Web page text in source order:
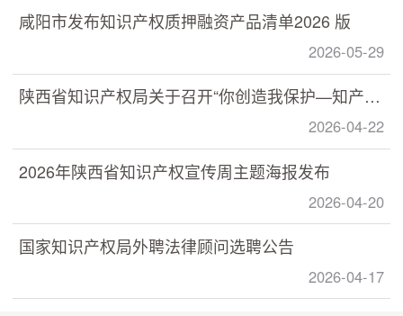
咸阳市发布知识产权质押融资产品清单2026 版
2026-05-29
陕西省知识产权局关于召开“你创造我保护—知产助力 数据赋能” 数据知识产权政策宣讲培训活动的通知
2026-04-22
2026年陕西省知识产权宣传周主题海报发布
2026-04-20
国家知识产权局外聘法律顾问选聘公告
2026-04-17